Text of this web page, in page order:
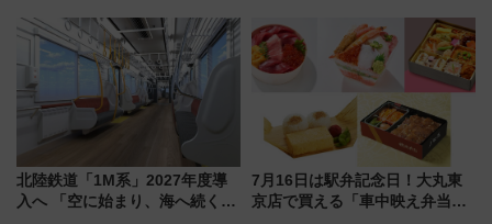
ホテル情報まとめ
北陸鉄道「1M系」2027年度導
入へ 「空に始まり、海へ続く」
7月16日は駅弁記念日！大丸東
京店で買える「車中映え弁当」